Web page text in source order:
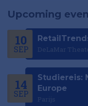
Upcoming
10
SEP DeLaMar
14
SEP
Studiereis:
Europe
Parijs